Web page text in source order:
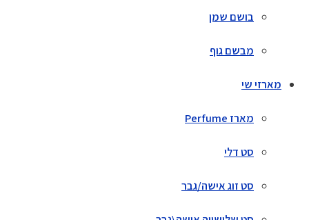
בושם שמן
מבשם גוף
מארזי שי
מארז Perfume
סט דלי
סט זוג אישה/גבר